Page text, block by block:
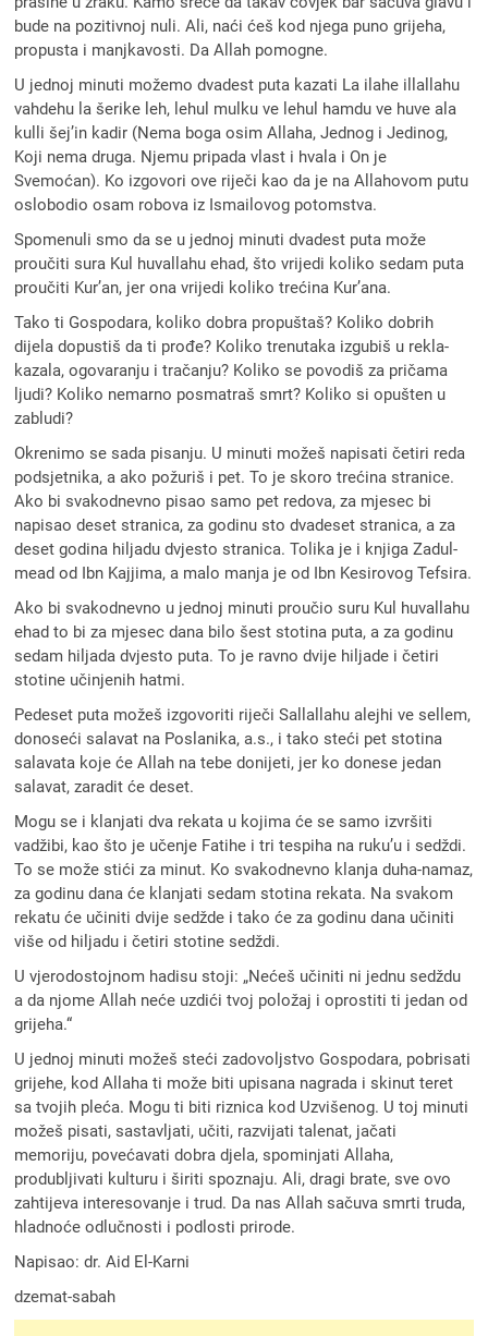
bude na pozitivnoj nuli. Ali, naći ćeš kod njega puno grijeha,
propusta i manjkavosti. Da Allah pomogne.
U jednoj minuti možemo dvadest puta kazati La ilahe illallahu
vahdehu la šerike leh, lehul mulku ve lehul hamdu ve huve ala
kulli šej’in kadir (Nema boga osim Allaha, Jednog i Jedinog,
Koji nema druga. Njemu pripada vlast i hvala i On je
Svemoćan). Ko izgovori ove riječi kao da je na Allahovom putu
oslobodio osam robova iz Ismailovog potomstva.
Spomenuli smo da se u jednoj minuti dvadest puta može
proučiti sura Kul huvallahu ehad, što vrijedi koliko sedam puta
proučiti Kur’an, jer ona vrijedi koliko trećina Kur’ana.
Tako ti Gospodara, koliko dobra propuštaš? Koliko dobrih
dijela dopustiš da ti prođe? Koliko trenutaka izgubiš u rekla-
kazala, ogovaranju i tračanju? Koliko se povodiš za pričama
ljudi? Koliko nemarno posmatraš smrt? Koliko si opušten u
zabludi?
Okrenimo se sada pisanju. U minuti možeš napisati četiri reda
podsjetnika, a ako požuriš i pet. To je skoro trećina stranice.
Ako bi svakodnevno pisao samo pet redova, za mjesec bi
napisao deset stranica, za godinu sto dvadeset stranica, a za
deset godina hiljadu dvjesto stranica. Tolika je i knjiga Zadul-
mead od Ibn Kajjima, a malo manja je od Ibn Kesirovog Tefsira.
Ako bi svakodnevno u jednoj minuti proučio suru Kul huvallahu
ehad to bi za mjesec dana bilo šest stotina puta, a za godinu
sedam hiljada dvjesto puta. To je ravno dvije hiljade i četiri
stotine učinjenih hatmi.
Pedeset puta možeš izgovoriti riječi Sallallahu alejhi ve sellem,
donoseći salavat na Poslanika, a.s., i tako steći pet stotina
salavata koje će Allah na tebe donijeti, jer ko donese jedan
salavat, zaradit će deset.
Mogu se i klanjati dva rekata u kojima će se samo izvršiti
vadžibi, kao što je učenje Fatihe i tri tespiha na ruku’u i sedždi.
To se može stići za minut. Ko svakodnevno klanja duha-namaz,
za godinu dana će klanjati sedam stotina rekata. Na svakom
rekatu će učiniti dvije sedžde i tako će za godinu dana učiniti
više od hiljadu i četiri stotine sedždi.
U vjerodostojnom hadisu stoji: „Nećeš učiniti ni jednu sedždu
a da njome Allah neće uzdići tvoj položaj i oprostiti ti jedan od
grijeha.“
U jednoj minuti možeš steći zadovoljstvo Gospodara, pobrisati
grijehe, kod Allaha ti može biti upisana nagrada i skinut teret
sa tvojih pleća. Mogu ti biti riznica kod Uzvišenog. U toj minuti
možeš pisati, sastavljati, učiti, razvijati talenat, jačati
memoriju, povećavati dobra djela, spominjati Allaha,
produbljivati kulturu i širiti spoznaju. Ali, dragi brate, sve ovo
zahtijeva interesovanje i trud. Da nas Allah sačuva smrti truda,
hladnoće odlučnosti i podlosti prirode.
Napisao: dr. Aid El-Karni
dzemat-sabah